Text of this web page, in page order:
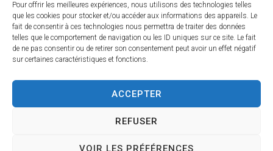
Pour offrir les meilleures expériences, nous utilisons des technologies telles
que les cookies pour stocker et/ou accéder aux informations des appareils. Le
fait de consentir à ces technologies nous permettra de traiter des données
telles que le comportement de navigation ou les ID uniques sur ce site. Le fait
de ne pas consentir ou de retirer son consentement peut avoir un effet négatif
sur certaines caractéristiques et fonctions.
ACCEPTER
REFUSER
VOIR LES PRÉFÉRENCES
ConfidentialitéDonnées personnelles
Mentions légalesPlan du site